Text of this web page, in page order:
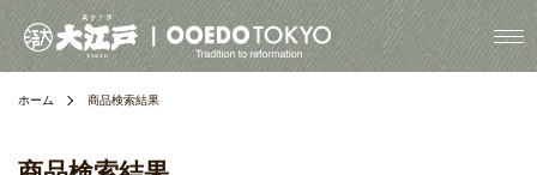
ホーム 商品検索結果